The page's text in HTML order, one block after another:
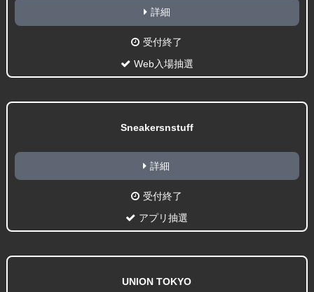
詳細
受付終了
Web入場抽選
Sneakersnstuff
詳細
受付終了
アプリ抽選
UNION TOKYO